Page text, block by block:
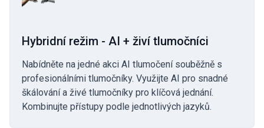
Hybridní režim - AI + živí tlumočníci
Nabídněte na jedné akci AI tlumočení souběžně s
profesionálními tlumočníky. Využijte AI pro snadné
škálování a živé tlumočníky pro klíčová jednání.
Kombinujte přístupy podle jednotlivých jazyků.